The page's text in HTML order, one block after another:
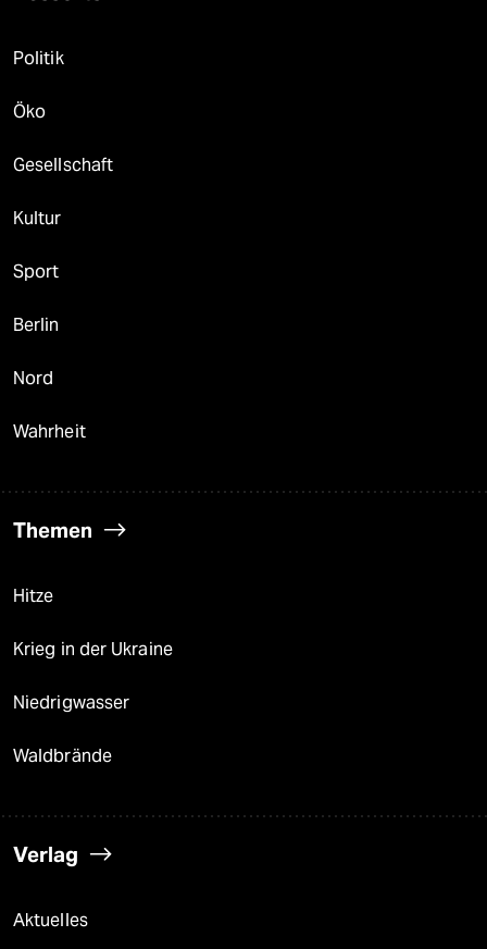
Politik
Öko
Gesellschaft
Kultur
Sport
Berlin
Nord
Wahrheit
Themen
Hitze
Krieg in der Ukraine
Niedrigwasser
Waldbrände
Verlag
Aktuelles